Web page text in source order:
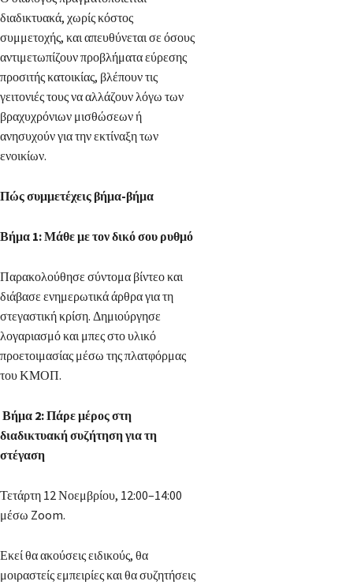
διαδικτυακά, χωρίς κόστος
συμμετοχής, και απευθύνεται σε όσους
αντιμετωπίζουν προβλήματα εύρεσης
προσιτής κατοικίας, βλέπουν τις
γειτονιές τους να αλλάζουν λόγω των
βραχυχρόνιων μισθώσεων ή
ανησυχούν για την εκτίναξη των
ενοικίων.
Πώς συμμετέχεις βήμα-βήμα
Βήμα 1: Μάθε με τον δικό σου ρυθμό
Παρακολούθησε σύντομα βίντεο και
διάβασε ενημερωτικά άρθρα για τη
στεγαστική κρίση. Δημιούργησε
λογαριασμό και μπες στο υλικό
προετοιμασίας μέσω της πλατφόρμας
του ΚΜΟΠ.
Βήμα 2: Πάρε μέρος στη
διαδικτυακή συζήτηση για τη
στέγαση
Τετάρτη 12 Νοεμβρίου, 12:00–14:00
μέσω Zoom.
Εκεί θα ακούσεις ειδικούς, θα
μοιραστείς εμπειρίες και θα συζητήσεις